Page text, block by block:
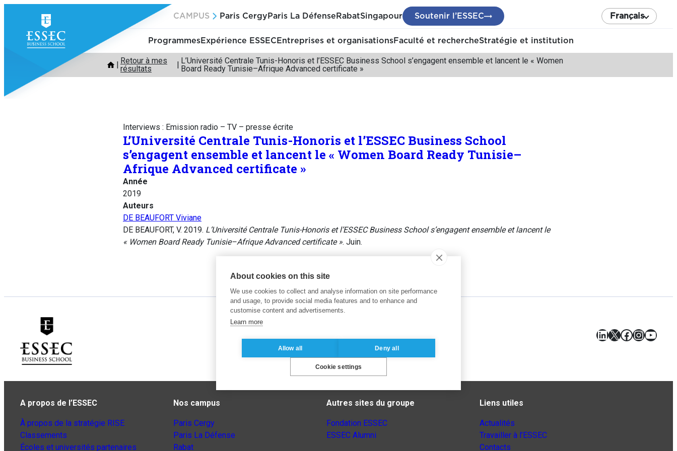
contenu
CAMPUS Paris Cergy Paris La Défense RabatSingapour Soutenir l’ESSEC Français
ProgrammesExpérience ESSEC Entreprises et organisationsFaculté et rechercheStratégie et institution
Retour à mes
résultats
L’Université Centrale Tunis-Honoris et l’ESSEC Business School s’engagent ensemble et lancent le « Women
Board Ready Tunisie–Afrique Advanced certificate »
Interviews : Emission radio – TV – presse écrite
L’Université Centrale Tunis-Honoris et l’ESSEC Business School
s’engagent ensemble et lancent le « Women Board Ready Tunisie–
Afrique Advanced certificate »
Année
2019
Auteurs
DE BEAUFORT Viviane
DE BEAUFORT, V. 2019. L’Université Centrale Tunis-Honoris et l’ESSEC Business School s’engagent ensemble et lancent le
« Women Board Ready Tunisie–Afrique Advanced certificate ». Juin.
LinkedIn
X Facebook
A propos de l’ESSEC
À propos de la stratégie RISE
Classements
Écoles et universités partenaires
Nos campus
Paris Cergy
Paris La Défense
Rabat
Autres sites du groupe
Fondation ESSEC
ESSEC Alumni
Liens utiles
Actualités
Travailler à l’ESSEC
Contacts
About cookies on this site
We use cookies to collect and analyse information on site performance
and usage, to provide social media features and to enhance and
customise content and advertisements.
Learn more
Allow all Deny all
Cookie settings